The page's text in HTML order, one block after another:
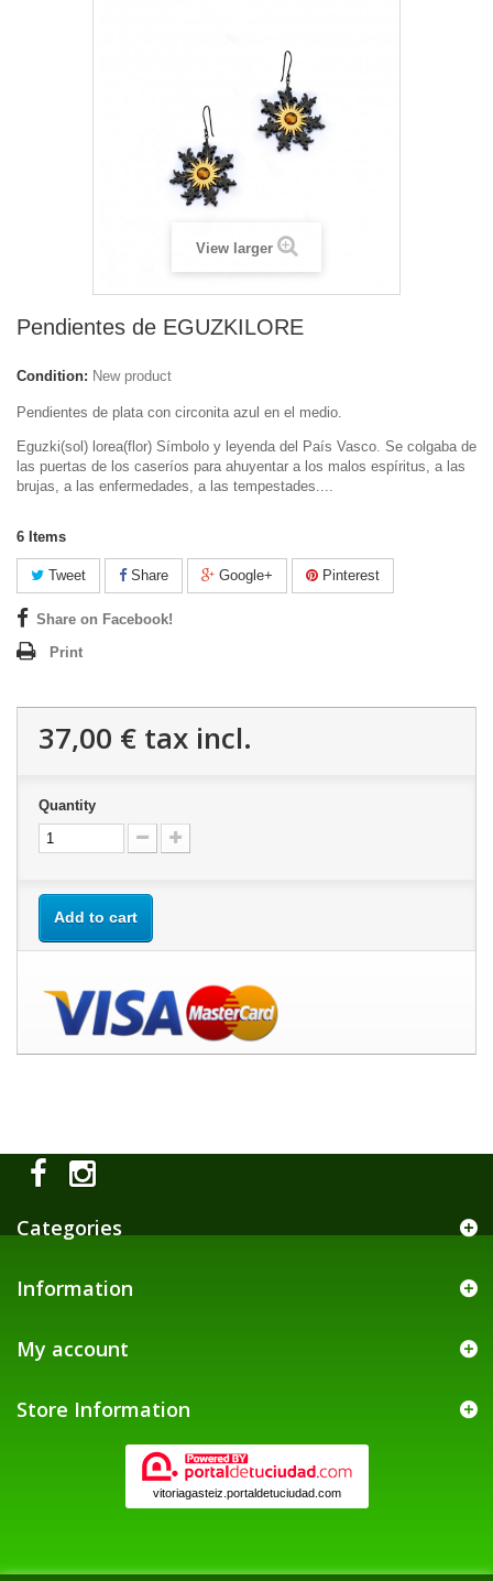
View larger
Pendientes de EGUZKILORE
Condition: New product
Pendientes de plata con circonita azul en el medio.
Eguzki(sol) lorea(flor) Símbolo y leyenda del País Vasco. Se colgaba de
las puertas de los caseríos para ahuyentar a los malos espíritus, a las
brujas, a las enfermedades, a las tempestades....
6 Items
Tweet Share Google+ Pinterest
Share on Facebook!
Print
37,00 € tax incl.
Quantity
Add to cart
Categories
Information
My account
Store Information
vitoriagasteiz.portaldetuciudad.com